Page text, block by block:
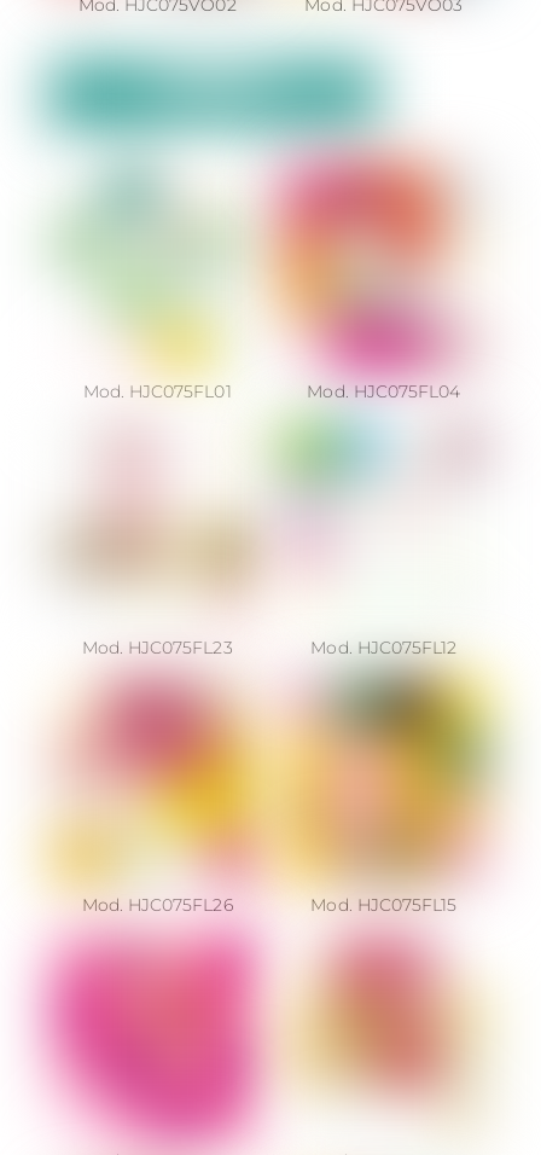
Mod. HJC075VO02 Mod. HJC075VO03
Mod. HJC075FL01 Mod. HJC075FL04
Mod. HJC075FL23 Mod. HJC075FL12
Mod. HJC075FL26 Mod. HJC075FL15